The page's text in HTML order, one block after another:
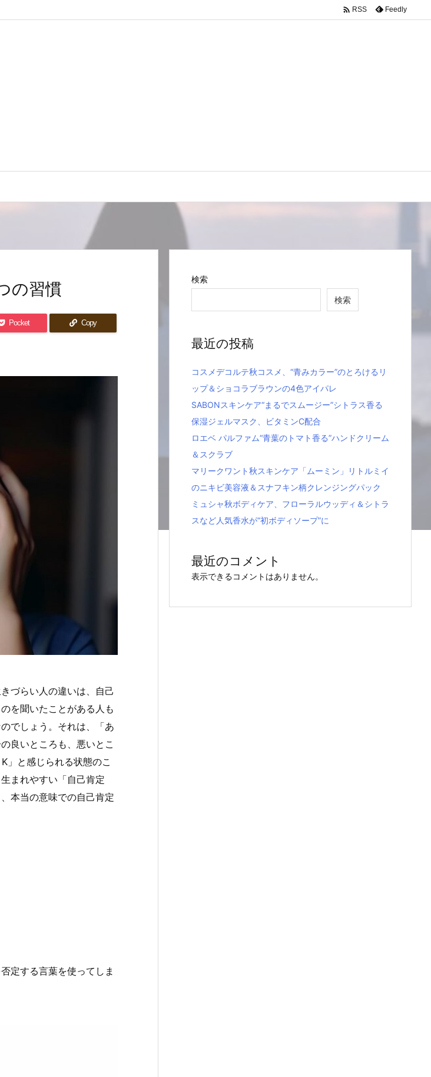
 RSS Feedly
の習慣
Pocket Copy
づらい人の違いは、自己
を聞いたことがある人も
でしょう。それは、「あ
良いところも、悪いとこ
」と感じられる状態のこ
まれやすい「自己肯定
本当の意味での自己肯定
定する言葉を使ってしま
検索
検索
最近の投稿
コスメデコルテ秋コスメ、“青みカラー”のとろけるリ
ップ＆ショコラブラウンの4色アイパレ
SABONスキンケア“まるでスムージー”シトラス香る
保湿ジェルマスク、ビタミンC配合
ロエベ パルファム“青葉のトマト香る”ハンドクリーム
＆スクラブ
マリークワント秋スキンケア「ムーミン」リトルミイ
のニキビ美容液＆スナフキン柄クレンジングパック
ミュシャ秋ボディケア、フローラルウッディ＆シトラ
スなど人気香水が“初ボディソープ”に
最近のコメント
表示できるコメントはありません。